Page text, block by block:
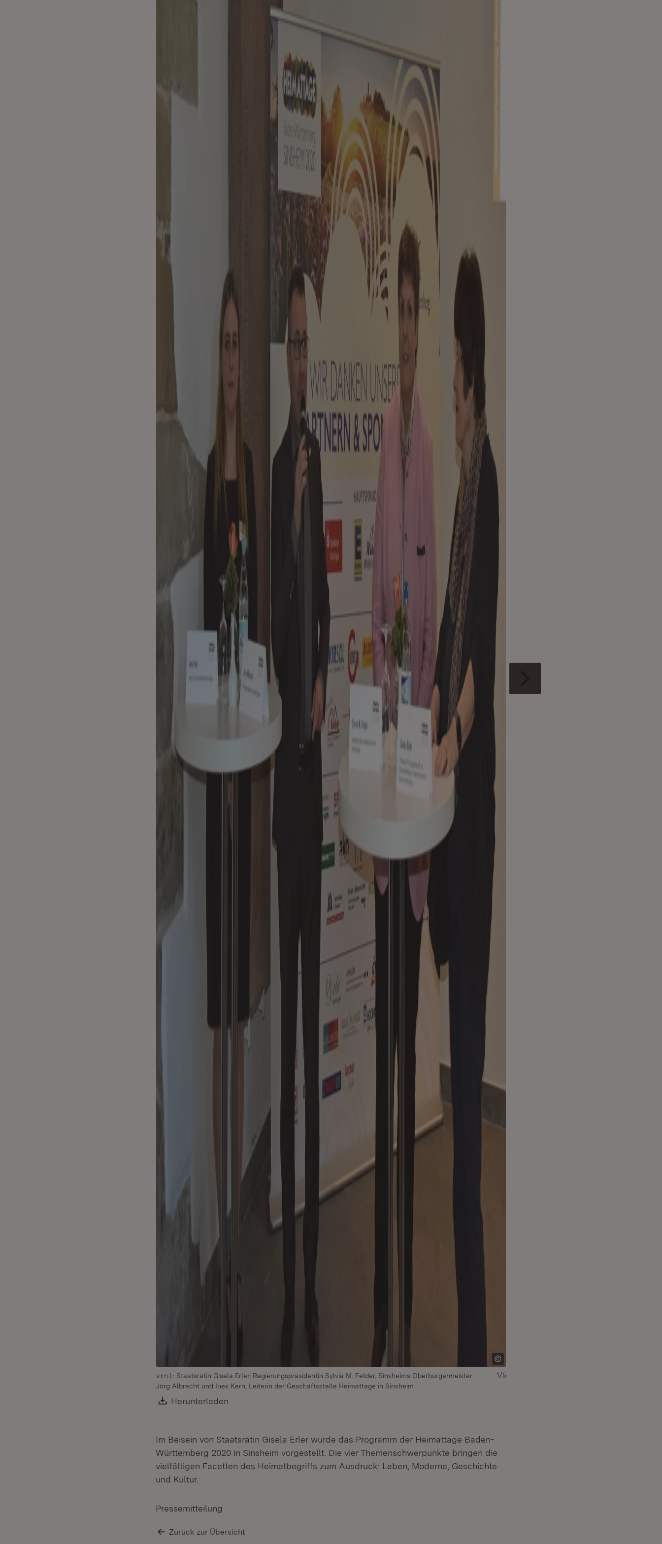
v.r.n.l.: Staatsrätin Gisela Erler, Regierungspräsidentin Sylvia M. Felder, Sinsheims Oberbürgermeister
Jörg Albrecht und Ines Kern, Leiterin der Geschäftsstelle Heimattage in Sinsheim
Download:
Herunterladen
1/5
Im Beisein von Staatsrätin Gisela Erler wurde das Programm der Heimattage Baden-
Württemberg 2020 in Sinsheim vorgestellt. Die vier Themenschwerpunkte bringen die
vielfältigen Facetten des Heimatbegriffs zum Ausdruck: Leben, Moderne, Geschichte
und Kultur.
Pressemitteilung
Zurück zur Übersicht